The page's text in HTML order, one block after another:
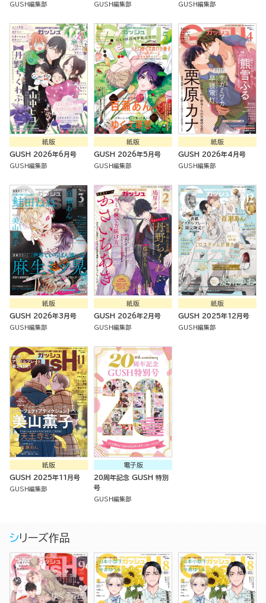
GUSH編集部 GUSH編集部 GUSH編集部
紙版
GUSH 2026年6月号
GUSH編集部
紙版
GUSH 2026年5月号
GUSH編集部
紙版
GUSH 2026年4月号
GUSH編集部
紙版
GUSH 2026年3月号
GUSH編集部
紙版
GUSH 2026年2月号
GUSH編集部
紙版
GUSH 2025年12月号
GUSH編集部
紙版
GUSH 2025年11月号
GUSH編集部
電子版
20周年記念 GUSH 特別
号
GUSH編集部
シリーズ作品